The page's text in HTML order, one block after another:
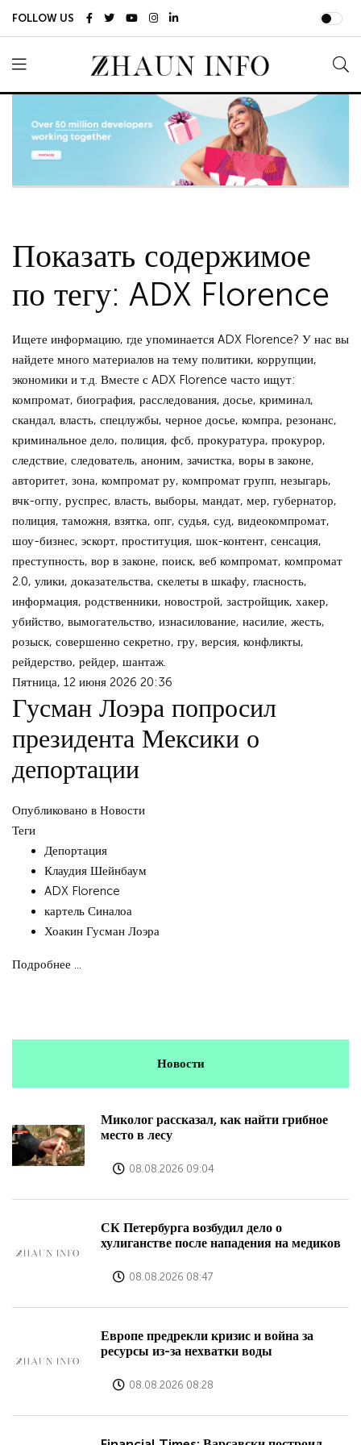
FOLLOW US
Показать содержимое
по тегу: ADX Florence
Ищете информацию, где упоминается ADX Florence? У нас вы
найдете много материалов на тему политики, коррупции,
экономики и т.д. Вместе с ADX Florence часто ищут:
компромат, биография, расследования, досье, криминал,
скандал, власть, спецлужбы, черное досье, компра, резонанс,
криминальное дело, полиция, фсб, прокуратура, прокурор,
следствие, следователь, аноним, зачистка, воры в законе,
авторитет, зона, компромат ру, компромат групп, незыгарь,
вчк-огпу, руспрес, власть, выборы, мандат, мер, губернатор,
полиция, таможня, взятка, опг, судья, суд, видеокомпромат,
шоу-бизнес, эскорт, проституция, шок-контент, сенсация,
преступность, вор в законе, поиск, веб компромат, компромат
2.0, улики, доказательства, скелеты в шкафу, гласность,
информация, родственники, новострой, застройщик, хакер,
убийство, вымогательство, изнасилование, насилие, жесть,
розыск, совершенно секретно, гру, версия, конфликты,
рейдерство, рейдер, шантаж.
Пятница, 12 июня 2026 20:36
Гусман Лоэра попросил
президента Мексики о
депортации
Опубликовано в Новости
Теги
Депортация
Клаудия Шейнбаум
ADX Florence
картель Синалоа
Хоакин Гусман Лоэра
Подробнее ...
Новости
Миколог рассказал, как найти грибное
место в лесу
08.08.2026 09:04
СК Петербурга возбудил дело о
хулиганстве после нападения на медиков
08.08.2026 08:47
Европе предрекли кризис и война за
ресурсы из-за нехватки воды
08.08.2026 08:28